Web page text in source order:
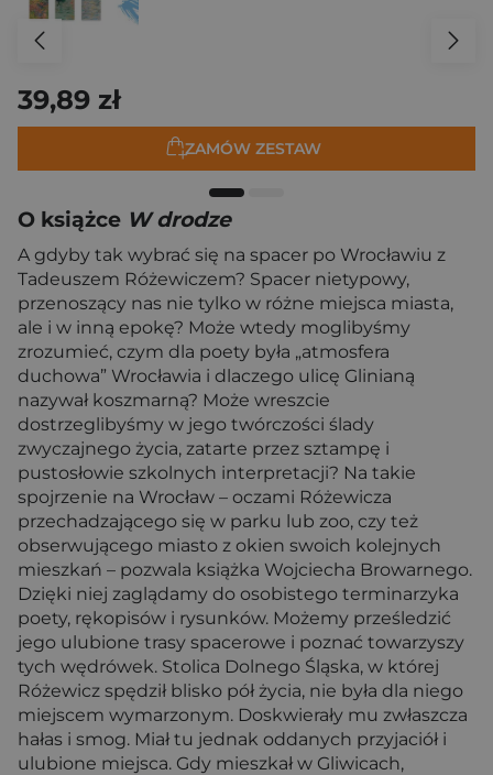
39,89 zł
ZAMÓW ZESTAW
O książce W drodze
A gdyby tak wybrać się na spacer po Wrocławiu z
Tadeuszem Różewiczem? Spacer nietypowy,
przenoszący nas nie tylko w różne miejsca miasta,
ale i w inną epokę? Może wtedy moglibyśmy
zrozumieć, czym dla poety była „atmosfera
duchowa” Wrocławia i dlaczego ulicę Glinianą
nazywał koszmarną? Może wreszcie
dostrzeglibyśmy w jego twórczości ślady
zwyczajnego życia, zatarte przez sztampę i
pustosłowie szkolnych interpretacji? Na takie
spojrzenie na Wrocław – oczami Różewicza
przechadzającego się w parku lub zoo, czy też
obserwującego miasto z okien swoich kolejnych
mieszkań – pozwala książka Wojciecha Browarnego.
Dzięki niej zaglądamy do osobistego terminarzyka
poety, rękopisów i rysunków. Możemy prześledzić
jego ulubione trasy spacerowe i poznać towarzyszy
tych wędrówek. Stolica Dolnego Śląska, w której
Różewicz spędził blisko pół życia, nie była dla niego
miejscem wymarzonym. Doskwierały mu zwłaszcza
hałas i smog. Miał tu jednak oddanych przyjaciół i
ulubione miejsca. Gdy mieszkał w Gliwicach,